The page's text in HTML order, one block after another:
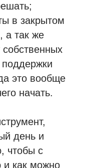
в закрытом
а так же
собственных
это вообще
начать.
день и
чтобы с
и как можно